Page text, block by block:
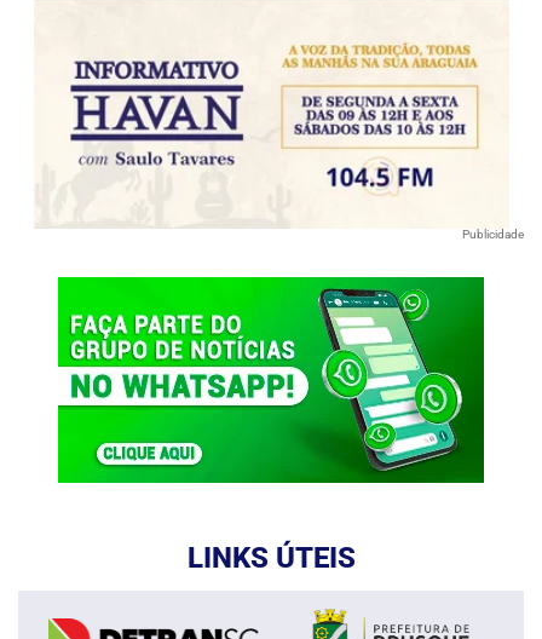
Publicidade
LINKS ÚTEIS